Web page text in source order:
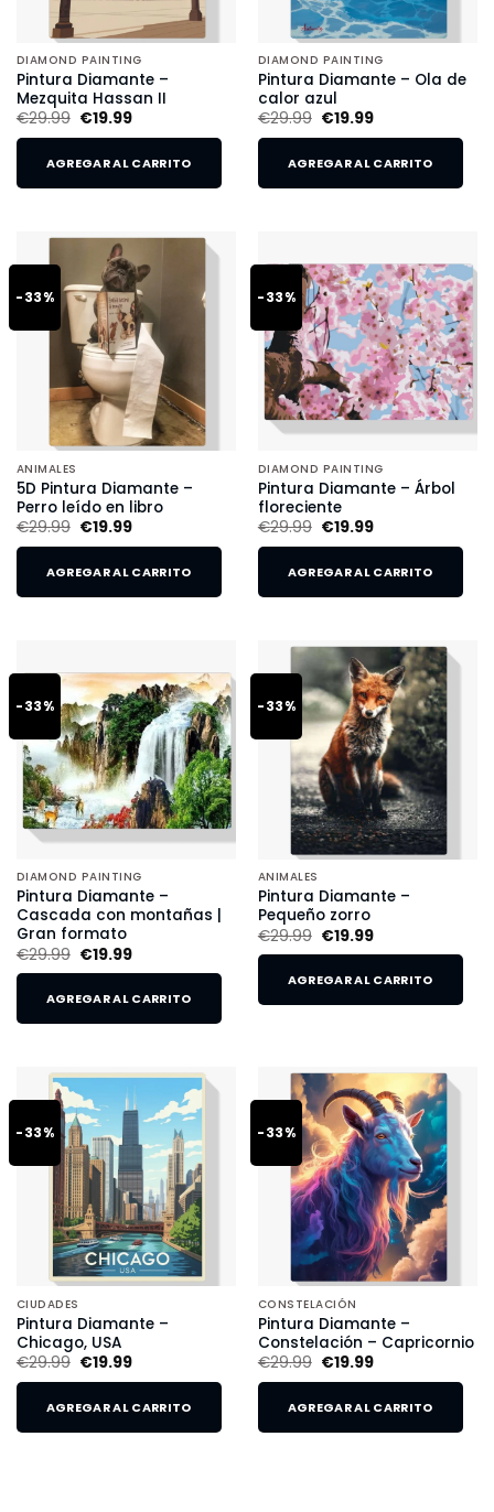
DIAMOND PAINTING
Pintura Diamante –
Mezquita Hassan II
€29.99 €19.99
AGREGAR AL CARRITO
DIAMOND PAINTING
Pintura Diamante – Ola de
calor azul
€29.99 €19.99
AGREGAR AL CARRITO
-33%
ANIMALES
5D Pintura Diamante –
Perro leído en libro
€29.99 €19.99
AGREGAR AL CARRITO
-33%
DIAMOND PAINTING
Pintura Diamante – Árbol
floreciente
€29.99 €19.99
AGREGAR AL CARRITO
-33%
DIAMOND PAINTING
Pintura Diamante –
Cascada con montañas |
Gran formato
€29.99 €19.99
AGREGAR AL CARRITO
-33%
ANIMALES
Pintura Diamante –
Pequeño zorro
€29.99 €19.99
AGREGAR AL CARRITO
-33%
CIUDADES
Pintura Diamante –
Chicago, USA
€29.99 €19.99
AGREGAR AL CARRITO
-33%
CONSTELACIÓN
Pintura Diamante –
Constelación – Capricornio
€29.99 €19.99
AGREGAR AL CARRITO